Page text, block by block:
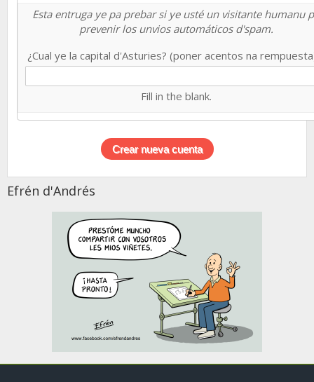
Esta entruga ye pa prebar si ye usté un visitante humanu
prevenir los unvios automáticos d'spam.
¿Cual ye la capital d'Asturies? (poner acentos na
Fill in the blank.
Efrén d'Andrés